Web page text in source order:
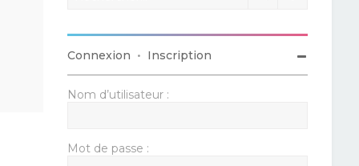
Connexion • Inscription
Nom d’utilisateur :
Mot de passe :